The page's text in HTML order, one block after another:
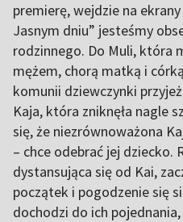
premierę, wejdzie na ekrany
Jasnym dniu” jesteśmy
rodzinnego. Do Muli, która
mężem, chorą matką i
komunii dziewczynki
Kaja, która zniknęła nagle
się, że niezrównoważona
– chce odebrać jej dziecko.
dystansująca się od Kai,
początek i pogodzenie się
dochodzi do ich